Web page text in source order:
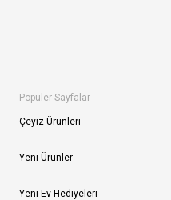
Popüler Sayfalar
Çeyiz Ürünleri
Yeni Ürünler
Yeni Ev Hediyeleri